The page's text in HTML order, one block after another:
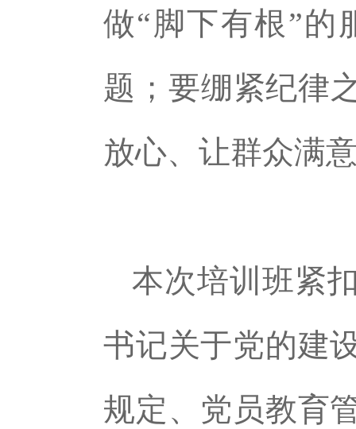
做“脚下有根”的
题；要绷紧纪律
放心、让群众满
本次培训班紧
书记关于党的建
规定、党员教育